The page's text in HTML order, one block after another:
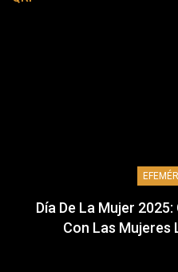
Día De La Mujer
Con Las Mujeres